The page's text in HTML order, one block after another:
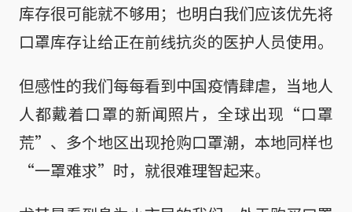
库存很可能就不够用；也明白我们应该优先将
口罩库存让给正在前线抗炎的医护人员使用。
但感性的我们每每看到中国疫情肆虐，当地人
人都戴着口罩的新闻照片，全球出现“口罩
荒”、多个地区出现抢购口罩潮，本地同样也
“一罩难求”时，就很难理智起来。